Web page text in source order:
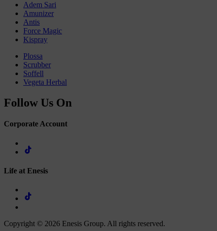
Adem Sari
Amunizer
Antis
Force Magic
Kispray
Plossa
Scrubber
Soffell
Vegeta Herbal
Follow Us On
Corporate Account
Life at Enesis
Copyright © 2026 Enesis Group. All rights reserved.